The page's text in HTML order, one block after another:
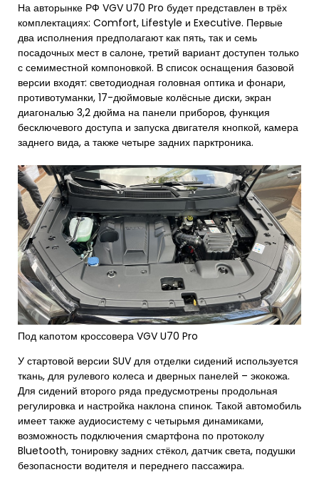
На авторынке РФ VGV U70 Pro будет представлен в трёх
комплектациях: Comfort, Lifestyle и Executive. Первые
два исполнения предполагают как пять, так и семь
посадочных мест в салоне, третий вариант доступен только
с семиместной компоновкой. В список оснащения базовой
версии входят: светодиодная головная оптика и фонари,
противотуманки, 17-дюймовые колёсные диски, экран
диагональю 3,2 дюйма на панели приборов, функция
бесключевого доступа и запуска двигателя кнопкой, камера
заднего вида, а также четыре задних парктроника.
Под капотом кроссовера VGV U70 Pro
У стартовой версии SUV для отделки сидений используется
ткань, для рулевого колеса и дверных панелей – экокожа.
Для сидений второго ряда предусмотрены продольная
регулировка и настройка наклона спинок. Такой автомобиль
имеет также аудиосистему с четырьмя динамиками,
возможность подключения смартфона по протоколу
Bluetooth, тонировку задних стёкол, датчик света, подушки
безопасности водителя и переднего пассажира.